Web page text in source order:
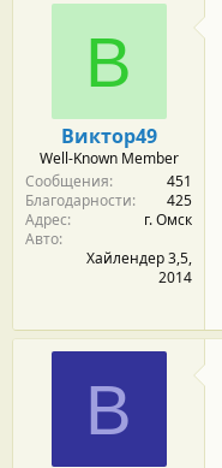
В
Виктор49
Well-Known Member
Сообщения
451
Благодарности
425
Адрес
г. Омск
Авто
Хайлендер 3,5,
2014
В